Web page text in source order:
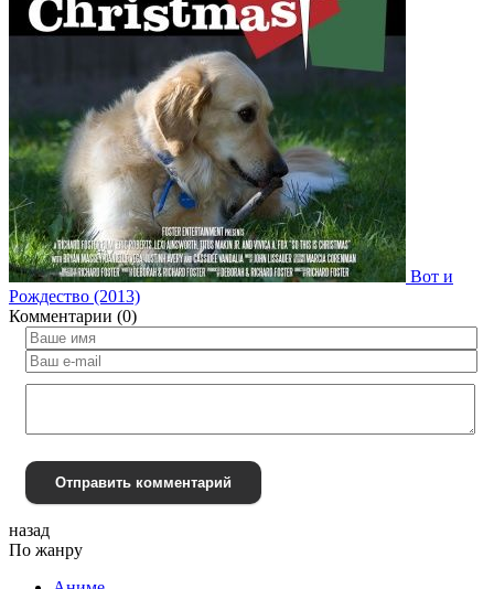
Вот и
Рождество (2013)
Комментарии (0)
Отправить комментарий
назад
По жанру